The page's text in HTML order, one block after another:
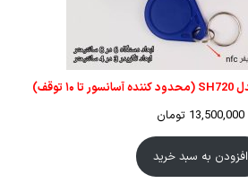
13,500,000 تومان
افزودن به سبد خرید